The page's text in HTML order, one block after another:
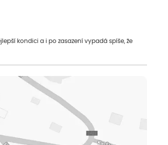
kondici a i po zasazení vypadá spíše, že